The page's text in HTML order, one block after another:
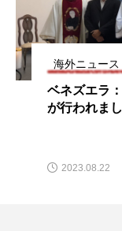
外ニュース
ネズエラ：3名のパ
行われました
2023.08.22